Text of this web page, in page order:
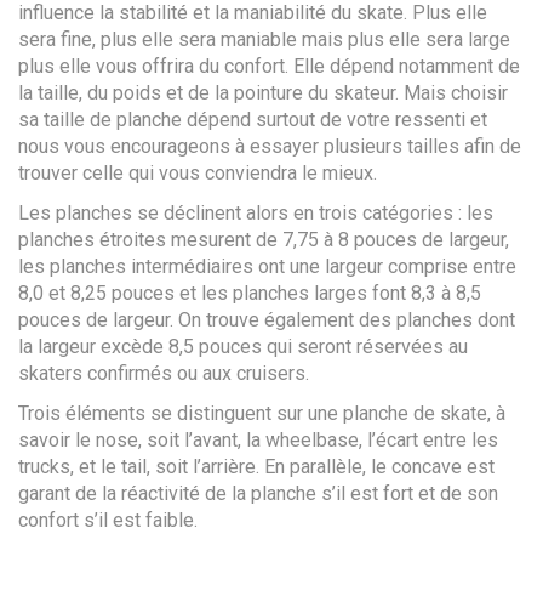
influence la stabilité et la maniabilité du skate. Plus elle
sera fine, plus elle sera maniable mais plus elle sera large
plus elle vous offrira du confort. Elle dépend notamment de
la taille, du poids et de la pointure du skateur. Mais choisir
sa taille de planche dépend surtout de votre ressenti et
nous vous encourageons à essayer plusieurs tailles afin de
trouver celle qui vous conviendra le mieux.
Les planches se déclinent alors en trois catégories : les
planches étroites mesurent de 7,75 à 8 pouces de largeur,
les planches intermédiaires ont une largeur comprise entre
8,0 et 8,25 pouces et les planches larges font 8,3 à 8,5
pouces de largeur. On trouve également des planches dont
la largeur excède 8,5 pouces qui seront réservées au
skaters confirmés ou aux cruisers.
Trois éléments se distinguent sur une planche de skate, à
savoir le nose, soit l’avant, la wheelbase, l’écart entre les
trucks, et le tail, soit l’arrière. En parallèle, le concave est
garant de la réactivité de la planche s’il est fort et de son
confort s’il est faible.